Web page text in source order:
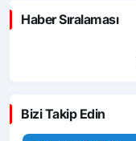
Haber Sıralaması
Bizi Takip Edin